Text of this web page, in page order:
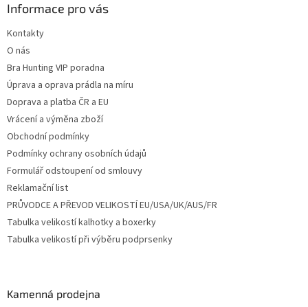
Informace pro vás
Kontakty
O nás
Bra Hunting VIP poradna
Úprava a oprava prádla na míru
Doprava a platba ČR a EU
Vrácení a výměna zboží
Obchodní podmínky
Podmínky ochrany osobních údajů
Formulář odstoupení od smlouvy
Reklamační list
PRŮVODCE A PŘEVOD VELIKOSTÍ EU/USA/UK/AUS/FR
Tabulka velikostí kalhotky a boxerky
Tabulka velikostí při výběru podprsenky
Kamenná prodejna